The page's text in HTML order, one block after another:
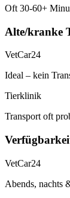
Oft 30-60+
Alte/kranke
VetCar24
Ideal – kein
Tierklinik
Transport oft
VetCar24
Abends, nachts